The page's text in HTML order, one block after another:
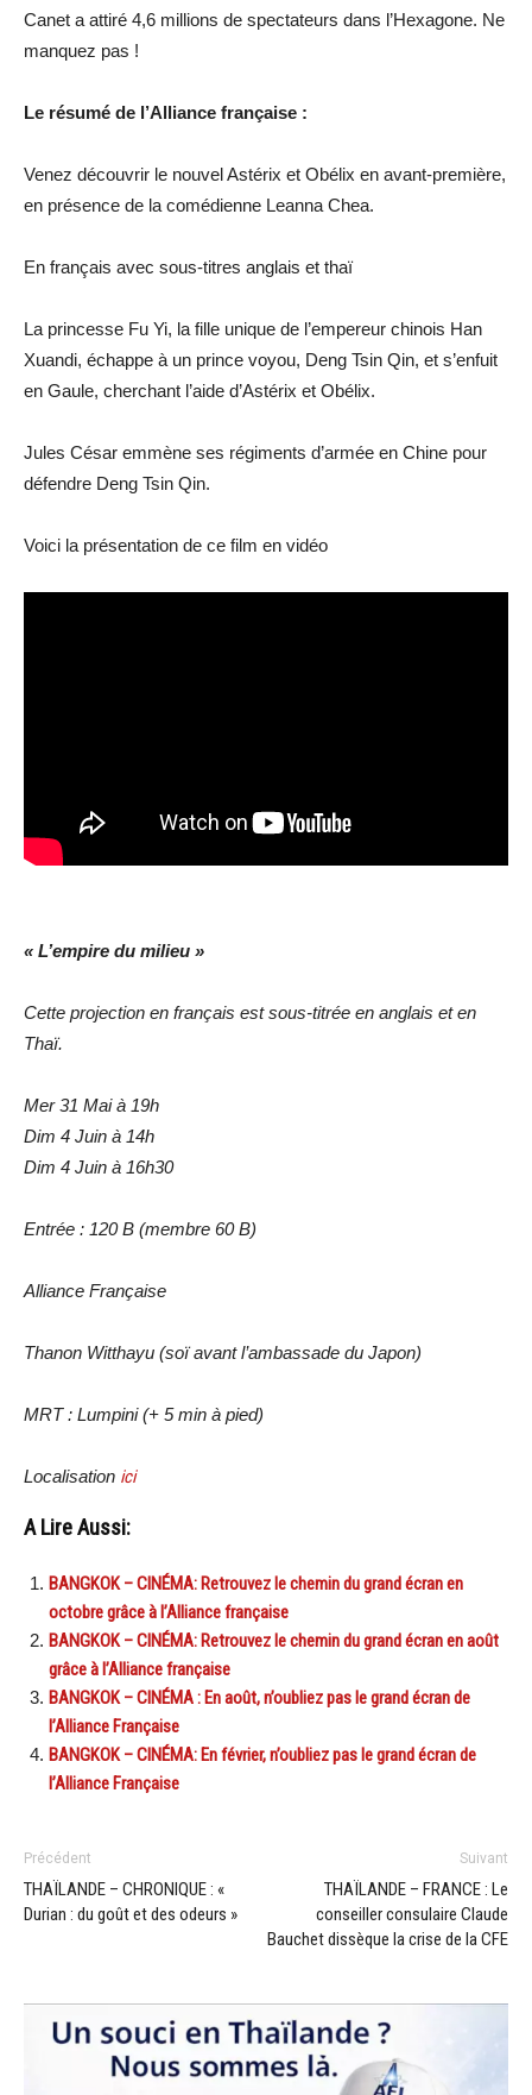
Canet a attiré 4,6 millions de spectateurs dans l’Hexagone. Ne
manquez pas !
Le résumé de l’Alliance française :
Venez découvrir le nouvel Astérix et Obélix en avant-première,
en présence de la comédienne Leanna Chea.
En français avec sous-titres anglais et thaï
La princesse Fu Yi, la fille unique de l’empereur chinois Han
Xuandi, échappe à un prince voyou, Deng Tsin Qin, et s’enfuit
en Gaule, cherchant l’aide d’Astérix et Obélix.
Jules César emmène ses régiments d’armée en Chine pour
défendre Deng Tsin Qin.
Voici la présentation de ce film en vidéo
« L’empire du milieu »
Cette projection en français est sous-titrée en anglais et en
Thaï.
Mer 31 Mai à 19h
Dim 4 Juin à 14h
Dim 4 Juin à 16h30
Entrée : 120 B (membre 60 B)
Alliance Française
Thanon Witthayu (soï avant l’ambassade du Japon)
MRT : Lumpini (+ 5 min à pied)
Localisation ici
A Lire Aussi:
BANGKOK – CINÉMA: Retrouvez le chemin du grand écran en
octobre grâce à l’Alliance française
BANGKOK – CINÉMA: Retrouvez le chemin du grand écran en août
grâce à l’Alliance française
BANGKOK – CINÉMA : En août, n’oubliez pas le grand écran de
l’Alliance Française
BANGKOK – CINÉMA: En février, n’oubliez pas le grand écran de
l’Alliance Française
Précédent
THAÏLANDE – CHRONIQUE : «
Durian : du goût et des odeurs »
Suivant
THAÏLANDE – FRANCE : Le
conseiller consulaire Claude
Bauchet dissèque la crise de la CFE